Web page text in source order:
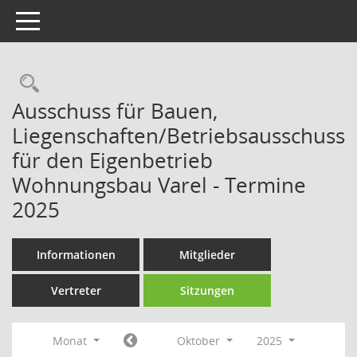
Toggle navigation
Rechercheauswahl
Ausschuss für Bauen,
Liegenschaften/Betriebsausschuss
für den Eigenbetrieb
Wohnungsbau Varel - Termine
2025
Informationen Mitglieder
Vertreter Sitzungen
Monat Oktober
2025